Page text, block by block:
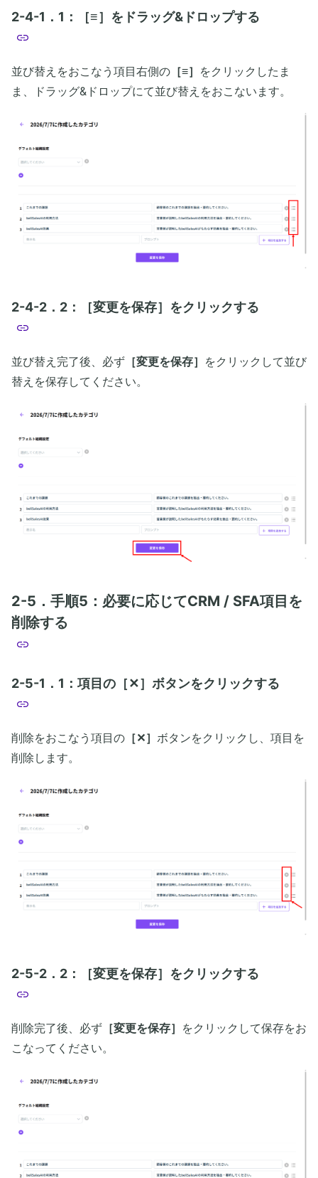
2-4-1．1：［≡］をドラッグ&ドロップする
並び替えをおこなう項目右側の ［≡］ をクリックしたま
ま、ドラッグ&ドロップにて並び替えをおこないます。
2-4-2．2：［変更を保存］をクリックする
並び替え完了後、必ず ［変更を保存］ をクリックして並び
替えを保存してください。
2-5．手順5：必要に応じてCRM / SFA項目を
削除する
2-5-1．1：項目の［✕］ボタンをクリックする
削除をおこなう項目の ［✕］ ボタンをクリックし、項目を
削除します。
2-5-2．2：［変更を保存］をクリックする
削除完了後、必ず ［変更を保存］ をクリックして保存をお
こなってください。